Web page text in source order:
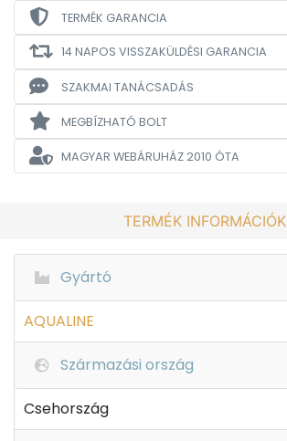
TERMÉK GARANCIA
14 NAPOS VISSZAKÜLDÉSI GARANCIA
SZAKMAI TANÁCSADÁS
MEGBÍZHATÓ BOLT
MAGYAR WEBÁRUHÁZ2010 ÓTA
TERMÉK INFORMÁCIÓK
Gyártó
AQUALINE
Származási ország
Csehország